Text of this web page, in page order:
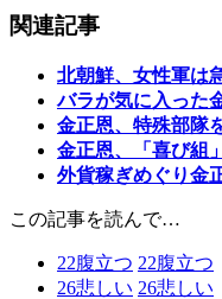
関連記事
北朝鮮、女性軍は
バラが気に入った
金正恩、特殊部隊
金正恩、「喜び組
外貨稼ぎめぐり金
この記事を読んで…
22腹立つ 22腹立つ
26悲しい 26悲しい